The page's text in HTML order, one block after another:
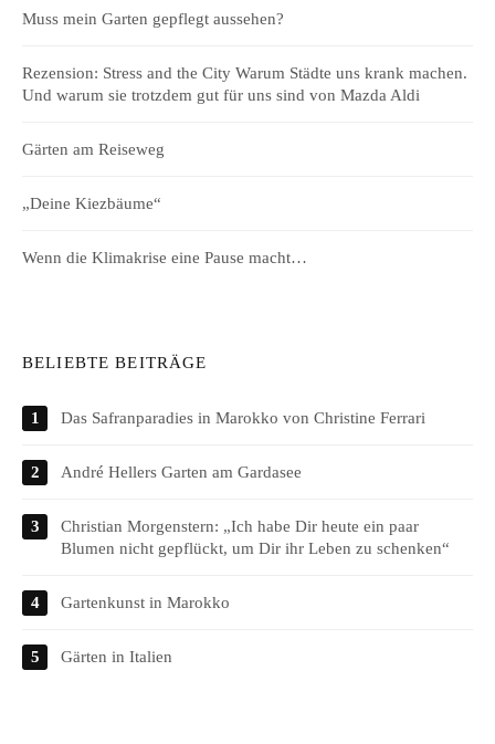
Muss mein Garten gepflegt aussehen?
Rezension: Stress and the City Warum Städte uns krank machen.
Und warum sie trotzdem gut für uns sind von Mazda Aldi
Gärten am Reiseweg
„Deine Kiezbäume“
Wenn die Klimakrise eine Pause macht…
BELIEBTE BEITRÄGE
Das Safranparadies in Marokko von Christine Ferrari
André Hellers Garten am Gardasee
Christian Morgenstern: „Ich habe Dir heute ein paar
Blumen nicht gepflückt, um Dir ihr Leben zu schenken“
Gartenkunst in Marokko
Gärten in Italien